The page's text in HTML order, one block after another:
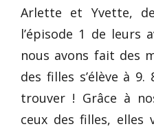
Arlette et Yvette,
l’épisode 1 de leurs
nous avons fait des
des filles s’élève à 9.
trouver ! Grâce à
ceux des filles, elles